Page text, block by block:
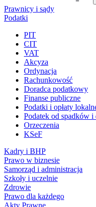
Prawnicy i sądy
Podatki
PIT
CIT
VAT
Akcyza
Ordynacja
Rachunkowość
Doradca podatkowy
Finanse publiczne
Podatki i opłaty
Podatek od spadków
Orzeczenia
KSeF
Kadry i BHP
Prawo w biznesie
Samorząd i administracja
Szkoły i uczelnie
Zdrowie
Prawo dla każdego